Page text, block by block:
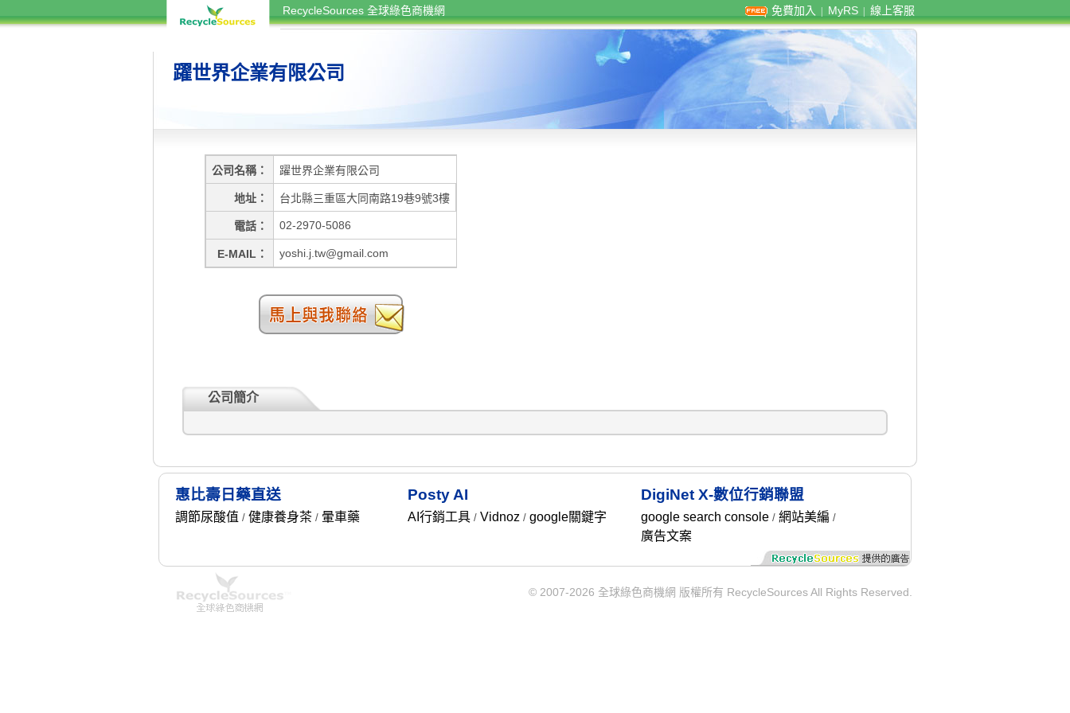
RecycleSources 全球綠色商機網 免費加入 MyRS 線上客服
躍世界企業有限公司
公司名稱 躍世界企業有限公司
地址 台北縣三重區大同南路19巷9號3樓
電話 02-2970-5086
E-MAIL yoshi.j.tw@gmail.com
公司簡介
惠比壽日藥直送
調節尿酸值 / 健康養身茶/ 暈車藥
Posty AI
AI行銷工具 / Vidnoz /google關鍵字
DigiNet X-數位行銷聯盟
google search console /網站美編 /
廣告文案
© 2007-2026 全球綠色商機網 版權所有 RecycleSources All Rights Reserved.